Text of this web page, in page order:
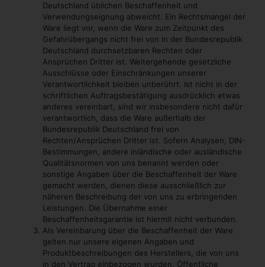
Deutschland üblichen Beschaffenheit und
Verwendungseignung abweicht. Ein Rechtsmangel der
Ware liegt vor, wenn die Ware zum Zeitpunkt des
Gefahrübergangs nicht frei von in der Bundesrepublik
Deutschland durchsetzbaren Rechten oder
Ansprüchen Dritter ist. Weitergehende gesetzliche
Ausschlüsse oder Einschränkungen unserer
Verantwortlichkeit bleiben unberührt. Ist nicht in der
schriftlichen Auftragsbestätigung ausdrücklich etwas
anderes vereinbart, sind wir insbesondere nicht dafür
verantwortlich, dass die Ware außerhalb der
Bundesrepublik Deutschland frei von
Rechten/Ansprüchen Dritter ist. Sofern Analysen, DIN-
Bestimmungen, andere inländische oder ausländische
Qualitätsnormen von uns benannt werden oder
sonstige Angaben über die Beschaffenheit der Ware
gemacht werden, dienen diese ausschließlich zur
näheren Beschreibung der von uns zu erbringenden
Leistungen. Die Übernahme einer
Beschaffenheitsgarantie ist hiermit nicht verbunden.
Als Vereinbarung über die Beschaffenheit der Ware
gelten nur unsere eigenen Angaben und
Produktbeschreibungen des Herstellers, die von uns
in den Vertrag einbezogen wurden. Öffentliche